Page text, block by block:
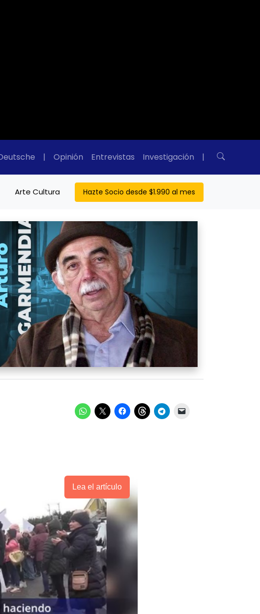
| Opinión Entrevistas Investigación |
Arte Cultura Hazte Socio desde $1.990 al mes
Lea el artículo